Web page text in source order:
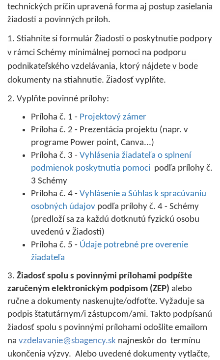
technických príčin upravená forma aj postup zasielania
žiadostí a povinných príloh.
1. Stiahnite si formulár Žiadosti o poskytnutie podpory
v rámci Schémy minimálnej pomoci na podporu
podnikateľského vzdelávania, ktorý nájdete v bode
dokumenty na stiahnutie. Žiadosť vyplňte.
2. Vyplňte povinné prílohy:
Príloha č. 1 - Projektový zámer
Príloha č. 2 - Prezentácia projektu (napr. v
programe Power point, Canva...)
Príloha č. 3 - Vyhlásenia žiadateľa o splnení
podmienok poskytnutia pomoci podľa prílohy č.
3 Schémy
Príloha č. 4 - Vyhlásenie a Súhlas k spracúvaniu
osobných údajov podľa prílohy č. 4 - Schémy
(predloží sa za každú dotknutú fyzickú osobu
uvedenú v Žiadosti)
Príloha č. 5 - Údaje potrebné pre overenie
žiadateľa
3. Žiadosť spolu s povinnými prílohami podpíšte
zaručeným elektronickým podpisom (ZEP) alebo
ručne a dokumenty naskenujte/odfoťte. Vyžaduje sa
podpis štatutárnym/i zástupcom/ami. Takto podpísanú
žiadosť spolu s povinnými prílohami odošlite emailom
na vzdelavanie@sbagency.sk najneskôr do termínu
ukončenia výzvy. Alebo uvedené dokumenty vytlačte,